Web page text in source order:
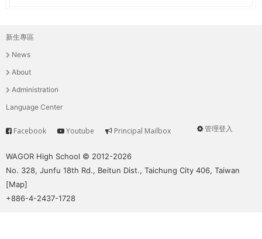
主
選
單
新生專區
News
About
Administration
Language Center
User
管理登入
Service
Facebook Youtube Principal Mailbox
WAGOR High School © 2012-2026
No. 328, Junfu 18th Rd., Beitun Dist., Taichung City 406, Taiwan
[Map]
+886-4-2437-1728